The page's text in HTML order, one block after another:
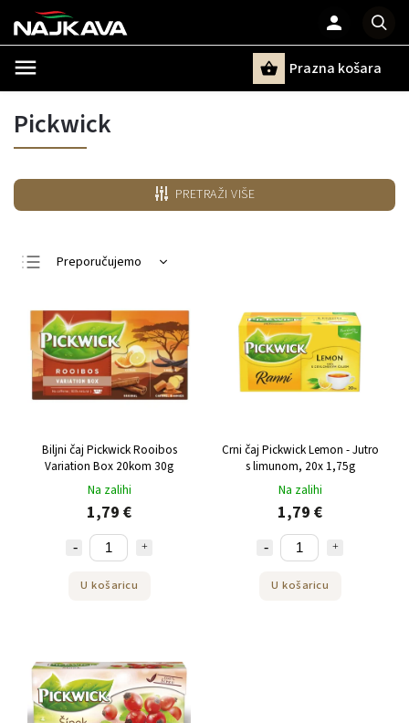
Prazna košara
Pickwick
PRETRAŽI VIŠE
Preporučujemo
Najskuplji
Najprodavanije
Po abecedi
Biljni čaj Pickwick Rooibos
Variation Box 20kom 30g
Na zalihi
1,79 €
U košaricu
Crni čaj Pickwick Lemon - Jutro
s limunom, 20x 1,75g
Na zalihi
1,79 €
U košaricu